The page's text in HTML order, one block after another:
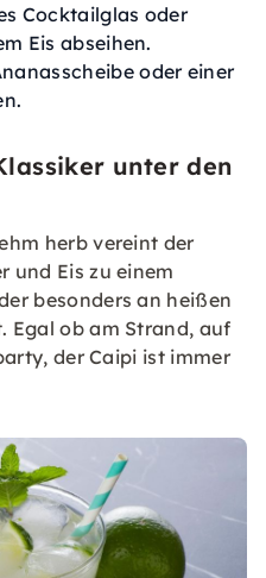
Cocktailglas oder
Eis abseihen.
oder einer
unter den
herb vereint der
und Eis zu einem
besonders an heißen
Egal ob am Strand, auf
der Caipi ist immer